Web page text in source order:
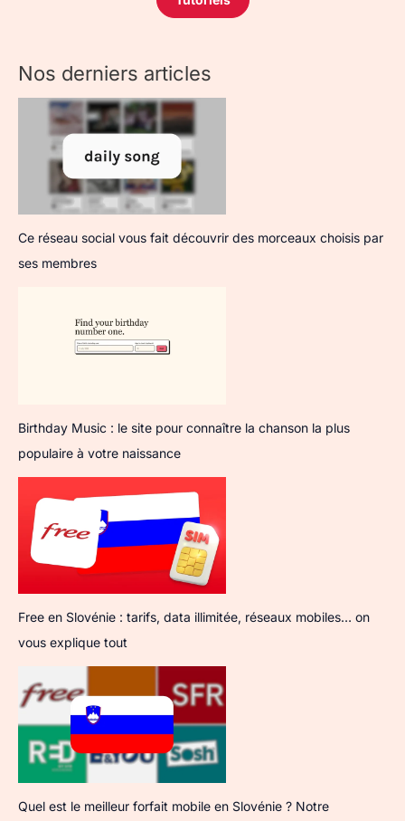
Nos derniers articles
Ce réseau social vous fait découvrir des morceaux choisis par
ses membres
Birthday Music : le site pour connaître la chanson la plus
populaire à votre naissance
Free en Slovénie : tarifs, data illimitée, réseaux mobiles… on
vous explique tout
Quel est le meilleur forfait mobile en Slovénie ? Notre